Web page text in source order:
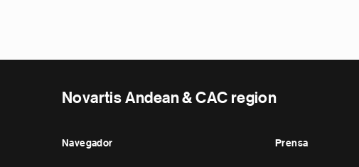
Novartis Andean & CAC region
Navegador Prensa